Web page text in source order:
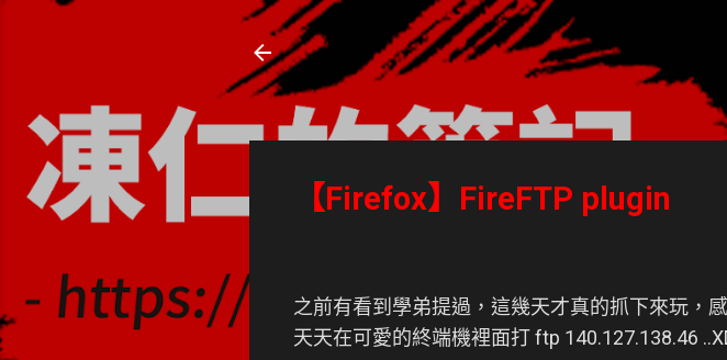
凍仁的筆記
- https://note.drx.tw
【Firefox】FireFTP plugin
之前有看到學弟提過，這幾天才真的抓下來玩，
天天在可愛的終端機裡面打 ftp 140.127.138.46